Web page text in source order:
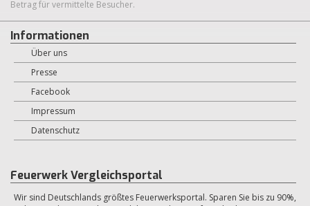
Betrag für vermittelte Besucher.
Informationen
Über uns
Presse
Facebook
Impressum
Datenschutz
Feuerwerk Vergleichsportal
Wir sind Deutschlands größtes Feuerwerksportal. Sparen Sie bis zu 90%,